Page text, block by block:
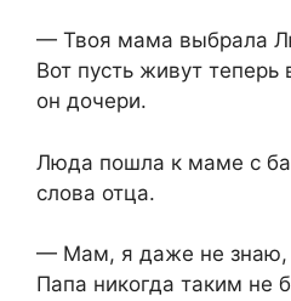
— Твоя мама выбрала
Вот пусть живут
он дочери.
Люда пошла к маме с
слова отца.
— Мам, я даже не знаю,
Папа никогда таким не